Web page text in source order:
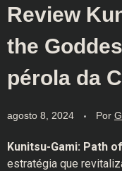
Review
the
pérola da
agosto 8, 2024 Por
Kunitsu-Gami: Path
estratégia que